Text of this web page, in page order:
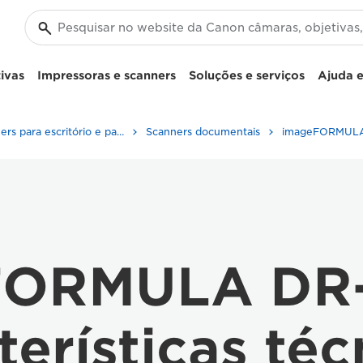
Impressoras e scanners Soluções e serviços Ajuda
Scanners para escritório e para casa Scanners documentais